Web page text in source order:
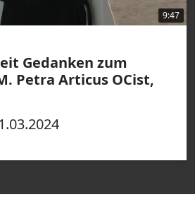
9:47
Gedanken zum
Petra Articus OCist,